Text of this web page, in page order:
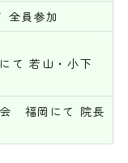
全員参加
て 若山・小下
福岡にて 院長